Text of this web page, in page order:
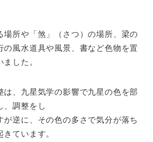
場所や「煞」（さつ）の場所、梁の
の風水道具や風景、書など色物を置
した。
は、九星気学の影響で九星の色を部
、調整をし
が逆に、その色の多さで気分が落ち
ています。